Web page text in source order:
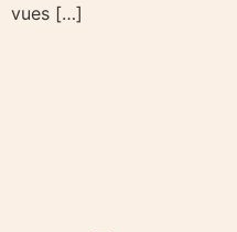
vues […]